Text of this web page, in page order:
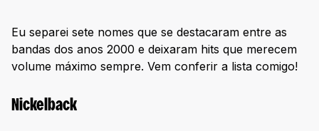
Eu separei sete nomes que se destacaram entre as
bandas dos anos 2000 e deixaram hits que merecem
volume máximo sempre. Vem conferir a lista comigo!
Nickelback